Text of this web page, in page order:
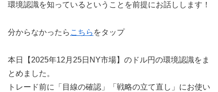
環境認識を知っているということを前提にお話しします！
分からなかったら こちら をタップ
本日【2025年12月25日NY市場】のドル円の環境認識をま
とめました。
トレード前に「目線の確認」「戦略の立て直し」にお使い